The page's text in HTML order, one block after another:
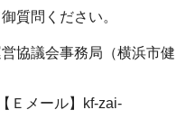
質問ください。
協議会事務局（横浜市健
Ｅメール】kf-zai-